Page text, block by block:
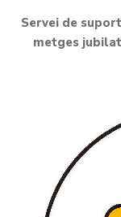
Servei de
metges